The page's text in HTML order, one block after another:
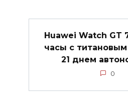
Huawei Watch GT
часы с
21 днем
0